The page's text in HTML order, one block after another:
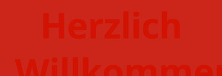
Herzlich